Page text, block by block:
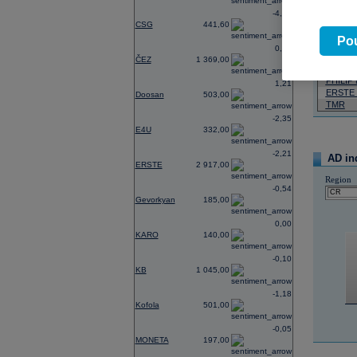
CSG 441,60
-4,62
ČEZ 1 369,00
0,74
Doosan 503,00
1,21
E4U 332,00
-2,35
ERSTE 2 917,00
-2,21
Gevorkyan 185,00
-0,54
KARO 140,00
0,00
KB 1 045,00
-0,10
Kofola 501,00
-1,18
MONETA 197,00
-0,05
Název
ČEZ
PHILIP
ERSTE
TMR
AD
Region